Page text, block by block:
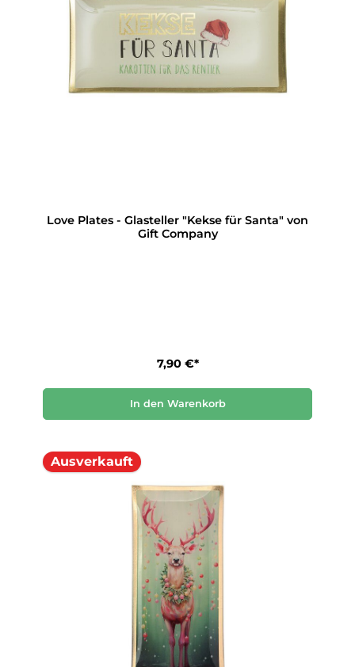
Love Plates - Glasteller "Kekse für Santa" von
Gift Company
7,90 €*
In den Warenkorb
Ausverkauft